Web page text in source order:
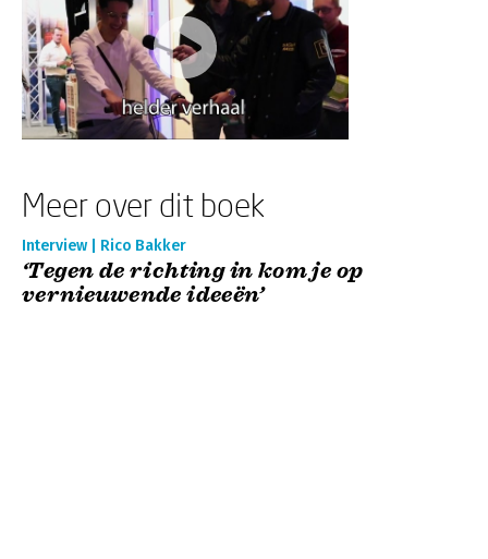
Meer over dit boek
Interview | Rico Bakker
‘Tegen de richting in kom je op
vernieuwende ideeën’